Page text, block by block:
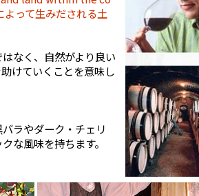
って生みだされる土
なく、自然がより良い
けていくことを意味し
ラやダーク・チェリ
な風味を持ちます。